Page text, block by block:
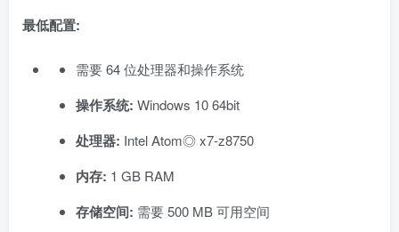
最低配置:
需要 64 位处理器和操作系统
操作系统: Windows 10 64bit
处理器: Intel Atom◎ x7-z8750
内存: 1 GB RAM
存储空间: 需要 500 MB 可用空间